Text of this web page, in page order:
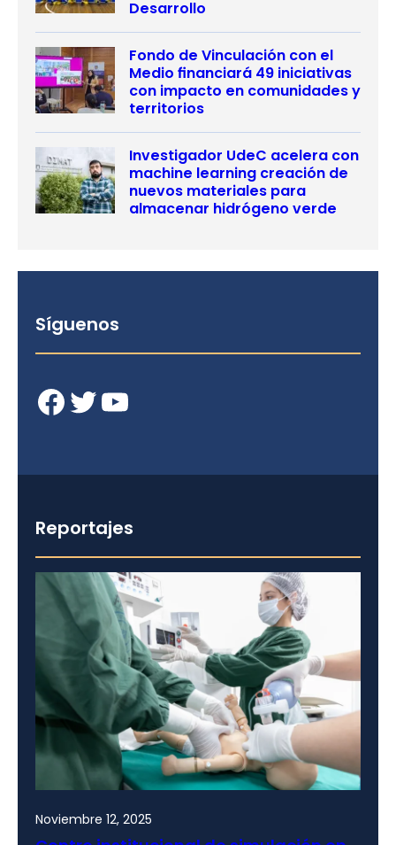
Desarrollo
Fondo de Vinculación con el
Medio financiará 49 iniciativas
con impacto en comunidades y
territorios
Investigador UdeC acelera con
machine learning creación de
nuevos materiales para
almacenar hidrógeno verde
Síguenos
Facebook Twitter YouTube
Reportajes
Noviembre 12, 2025